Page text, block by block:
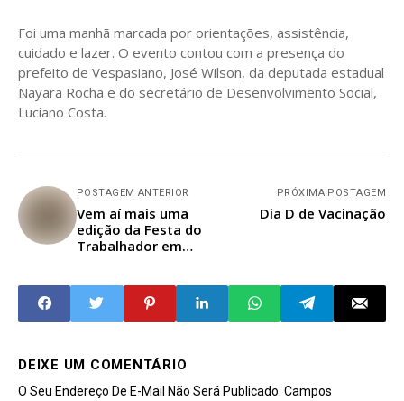
Foi uma manhã marcada por orientações, assistência,
cuidado e lazer. O evento contou com a presença do
prefeito de Vespasiano, José Wilson, da deputada estadual
Nayara Rocha e do secretário de Desenvolvimento Social,
Luciano Costa.
POSTAGEM ANTERIOR
Vem aí mais uma
edição da Festa do
Trabalhador em
PRÓXIMA POSTAGEM
Dia D de Vacinação
DEIXE UM COMENTÁRIO
O Seu Endereço De E-Mail Não Será Publicado. Campos